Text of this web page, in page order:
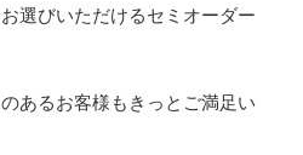
選びいただけるセミオーダー
あるお客様もきっとご満足い